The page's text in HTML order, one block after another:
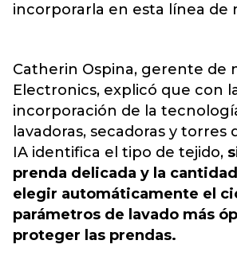
incorporarla en esta línea de
Catherin Ospina, gerente de
Electronics, explicó que con
incorporación de la
lavadoras, secadoras y torres
IA identifica el tipo de tejido,
prenda delicada y la
elegir automáticamente el
parámetros de lavado más
proteger las prendas.